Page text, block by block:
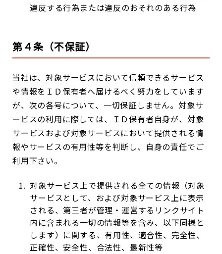
違反する行為または違反のおそれのある行為
第４条（不保証）
当社は、対象サービスにおいて信頼できるサービス
や情報をＩＤ保有者へ届けるべく努力をしています
が、次の各号について、一切保証しません。対象サ
ービスの利用に際しては、ＩＤ保有者自身が、対象
サービスおよび対象サービスにおいて提供される情
報やサービスの有用性等を判断し、自身の責任でご
利用下さい。
対象サービス上で提供される全ての情報（対象
サービスとして、および対象サービス上に表示
される、第三者が管理・運営するリンクサイト
内に含まれる一切の情報等を含み、以下同様と
します）に関する、有用性、適合性、完全性、
正確性、安全性、合法性、最新性等